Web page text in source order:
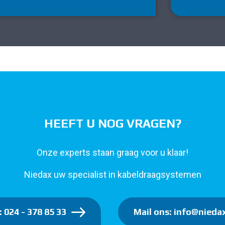
HEEFT U NOG VRAGEN?
Onze experts staan graag voor u klaar!
Niedax uw specialist in kabeldraagsystemen
024 - 378 85 33 Mail ons: